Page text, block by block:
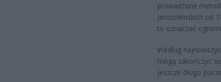
prowadzone
Jerozolimskich od
to oznaczać
Według
mogą zakończyć
jeszcze długo